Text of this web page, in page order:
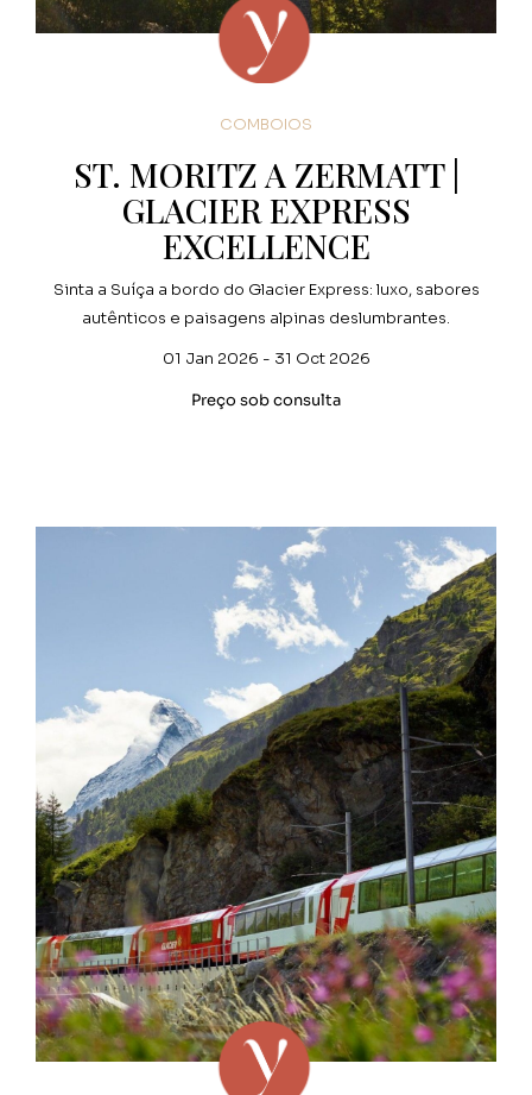
COMBOIOS
ST. MORITZ A ZERMATT |
GLACIER EXPRESS
EXCELLENCE
Sinta a Suíça a bordo do Glacier Express: luxo, sabores
autênticos e paisagens alpinas deslumbrantes.
01 Jan 2026 - 31 Oct 2026
Preço sob consulta